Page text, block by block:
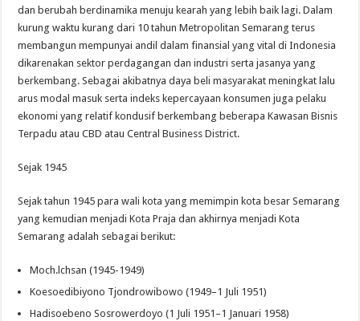
dan berubah berdinamika menuju kearah yang lebih baik lagi. Dalam
kurung waktu kurang dari 10 tahun Metropolitan Semarang terus
membangun mempunyai andil dalam finansial yang vital di Indonesia
dikarenakan sektor perdagangan dan industri serta jasanya yang
berkembang. Sebagai akibatnya daya beli masyarakat meningkat lalu
arus modal masuk serta indeks kepercayaan konsumen juga pelaku
ekonomi yang relatif kondusif berkembang beberapa Kawasan Bisnis
Terpadu atau CBD atau Central Business District.
Sejak 1945
Sejak tahun 1945 para wali kota yang memimpin kota besar Semarang
yang kemudian menjadi Kota Praja dan akhirnya menjadi Kota
Semarang adalah sebagai berikut:
Moch.lchsan (1945-1949)
Koesoedibiyono Tjondrowibowo (1949–1 Juli 1951)
Hadisoebeno Sosrowerdoyo (1 Juli 1951–1 Januari 1958)